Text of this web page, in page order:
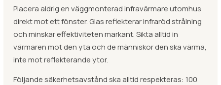
Placera aldrig en väggmonterad infravärmare utomhus
direkt mot ett fönster. Glas reflekterar infraröd strålning
och minskar effektiviteten markant. Sikta alltid in
värmaren mot den yta och de människor den ska värma,
inte mot reflekterande ytor.
Följande säkerhetsavstånd ska alltid respekteras: 100